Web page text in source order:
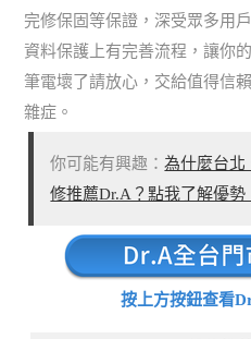
完修保固等保證，深受眾多用
資料保護上有完善流程，讓你
筆電壞了請放心，交給值得信
雜症。
你可能有興趣：為什麼台北
修推薦Dr.A？點我了解優勢
按上方按鈕查看